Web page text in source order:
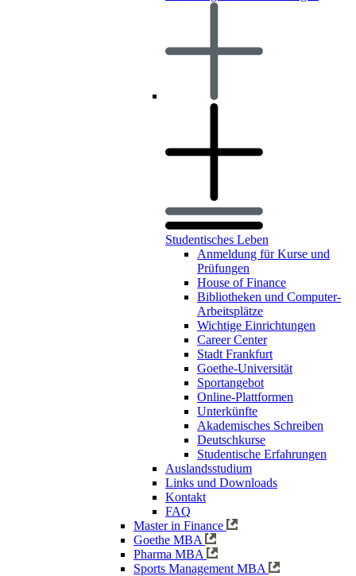
Studentisches Leben
Anmeldung für Kurse und
Prüfungen
House of Finance
Bibliotheken und Computer-
Arbeitsplätze
Wichtige Einrichtungen
Career Center
Stadt Frankfurt
Goethe-Universität
Sportangebot
Online-Plattformen
Unterkünfte
Akademisches Schreiben
Deutschkurse
Studentische Erfahrungen
Auslandsstudium
Links und Downloads
Kontakt
FAQ
Master in Finance
Goethe MBA
Pharma MBA
Sports Management MBA